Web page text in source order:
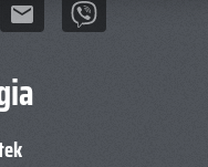
mail